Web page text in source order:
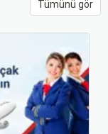
Tümünü gör